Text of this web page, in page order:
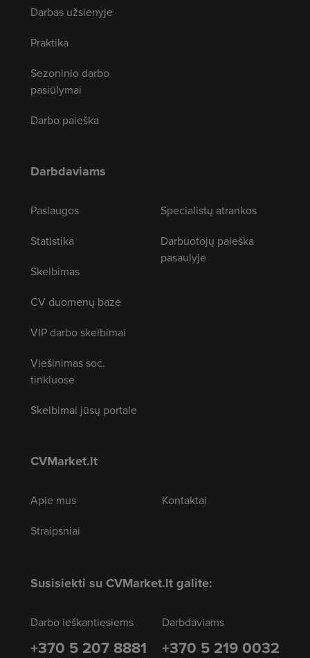
Darbas užsienyje
Praktika
Sezoninio darbo
pasiūlymai
Darbo paieška
Darbdaviams
Paslaugos
Statistika
Skelbimas
CV duomenų bazė
VIP darbo skelbimai
Viešinimas soc.
tinkluose
Skelbimai jūsų portale
Specialistų atrankos
Darbuotojų paieška
pasaulyje
CVMarket.lt
Apie mus
Straipsniai
Kontaktai
Susisiekti su CVMarket.lt galite:
Darbo ieškantiesiems
+370 5 207 8881
Darbdaviams
+370 5 219 0032